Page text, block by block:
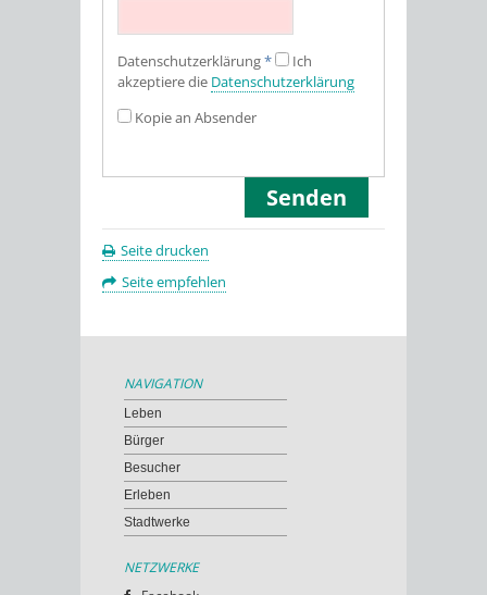
Datenschutz­erklärung*
Ich
akzeptiere die Datenschutz­erklärung
Kopie an Absender
Seite drucken
Seite empfehlen
NAVIGATION
Leben
Bürger
Besucher
Erleben
Stadtwerke
NETZWERKE